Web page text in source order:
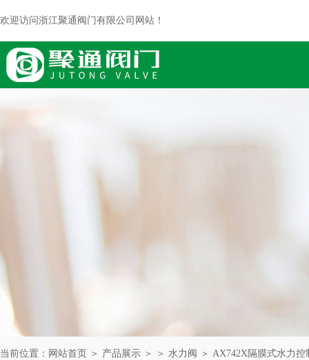
欢迎访问浙江聚通阀门有限公司网站！
当前位置： 网站首页 ＞ 产品展示 ＞ ＞ 水力阀 ＞ AX742X隔膜式水力